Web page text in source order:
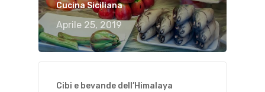
Cucina Siciliana
Aprile 25, 2019
Cibi e bevande dell’Himalaya